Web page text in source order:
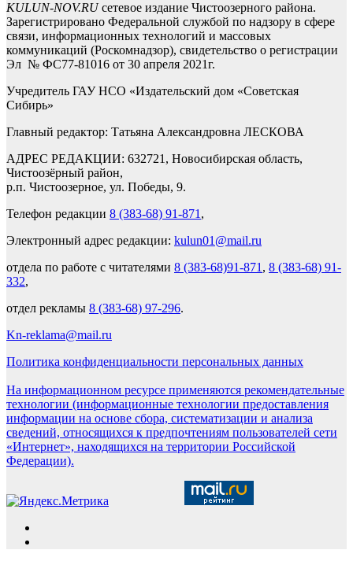
KULUN-NOV.RUсетевое издание Чистоозерного района.
Зарегистрировано Федеральной службой по надзору в сфере
связи, информационных технологий и массовых
коммуникаций (Роскомнадзор), свидетельство о регистрации
Эл № ФС77-81016 от 30 апреля 2021г.
Учредитель ГАУ НСО «Издательский дом «Советская
Сибирь»
Главный редактор: Татьяна Александровна ЛЕСКОВА
АДРЕС РЕДАКЦИИ: 632721, Новосибирская область,
Чистоозёрный район,
р.п. Чистоозерное, ул. Победы, 9.
Телефон редакции 8 (383-68) 91-871 ,
Электронный адрес редакции: kulun01@mail.ru
отдела по работе с читателями 8 (383-68)91-871 , 8 (383-68) 91-
332,
отдел рекламы 8 (383-68) 97-296.
Kn-reklama@mail.ru
Политика конфиденциальности персональных данных
На информационном ресурсе применяются рекомендательные
технологии (информационные технологии предоставления
информации на основе сбора, систематизации и анализа
сведений, относящихся к предпочтениям пользователей сети
«Интернет», находящихся на территории Российской
Федерации).